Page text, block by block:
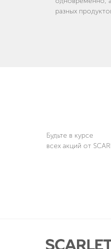
разных
Будьте в курсе
всех акций от